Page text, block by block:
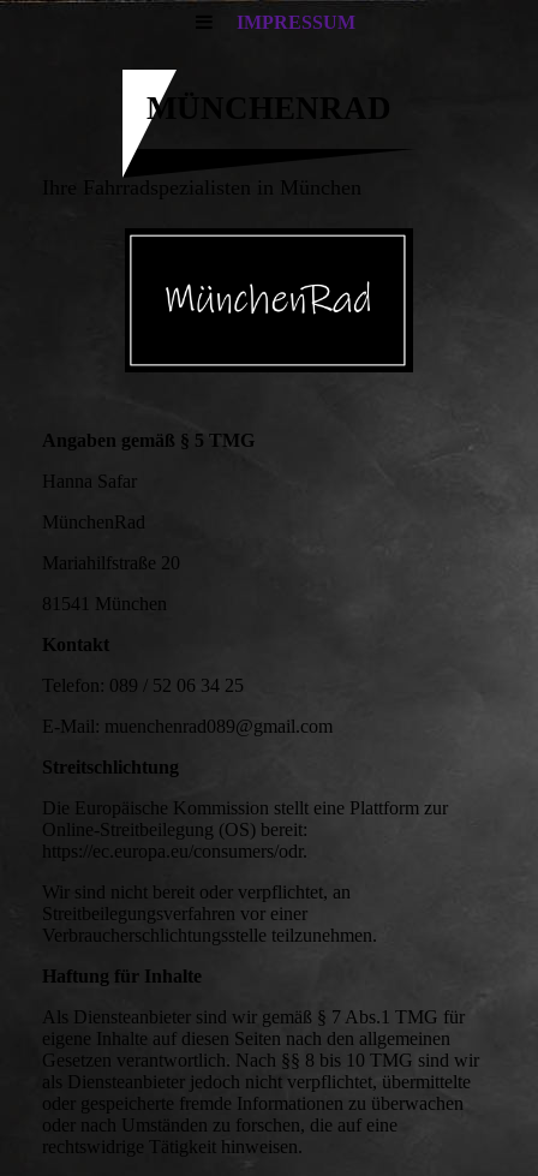
IMPRESSUM
MÜNCHENRAD
Ihre Fahrradspezialisten in München
Angaben gemäß § 5 TMG
Hanna Safar
MünchenRad
Mariahilfstraße 20
81541 München
Kontakt
Telefon: 089 / 52 06 34 25
E-Mail: muenchenrad089@gmail.com
Streitschlichtung
Die Europäische Kommission stellt eine Plattform zur
Online-Streitbeilegung (OS) bereit:
https://ec.europa.eu/consumers/odr.
Wir sind nicht bereit oder verpflichtet, an
Streitbeilegungsverfahren vor einer
Verbraucherschlichtungsstelle teilzunehmen.
Haftung für Inhalte
Als Diensteanbieter sind wir gemäß § 7 Abs.1 TMG für
eigene Inhalte auf diesen Seiten nach den allgemeinen
Gesetzen verantwortlich. Nach §§ 8 bis 10 TMG sind wir
als Diensteanbieter jedoch nicht verpflichtet, übermittelte
oder gespeicherte fremde Informationen zu überwachen
oder nach Umständen zu forschen, die auf eine
rechtswidrige Tätigkeit hinweisen.